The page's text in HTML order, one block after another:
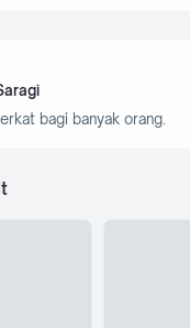
bagi banyak orang.